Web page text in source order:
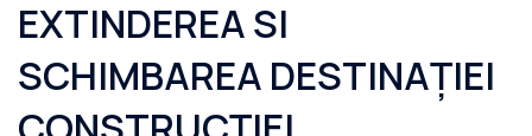
EXTINDEREA SI
SCHIMBAREA DESTINAȚIEI